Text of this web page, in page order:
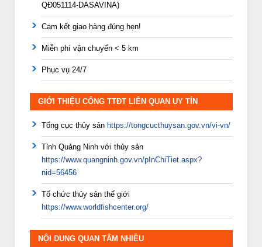
QĐ051114-DASAVINA)
Cam kết giao hàng đúng hẹn!
Miễn phí vận chuyển < 5 km
Phục vụ 24/7
GIỚI THIỆU CỔNG TTĐT LIÊN QUAN UY TÍN
Tổng cục thủy sản https://tongcucthuysan.gov.vn/vi-vn/
Tỉnh Quảng Ninh với thủy sản
https://www.quangninh.gov.vn/pInChiTiet.aspx?
nid=56456
Tổ chức thủy sản thế giới
https://www.worldfishcenter.org/
NỘI DUNG QUAN TÂM NHIỀU